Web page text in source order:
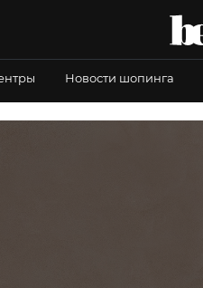
Новости шопинга